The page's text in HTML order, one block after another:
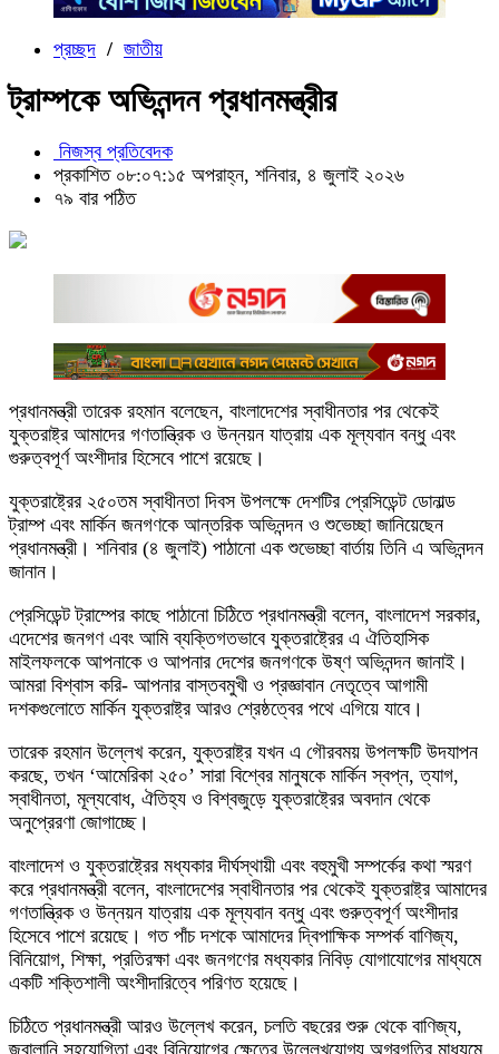
প্রচ্ছদ / জাতীয়
ট্রাম্পকে অভিনন্দন প্রধানমন্ত্রীর
নিজস্ব প্রতিবেদক
প্রকাশিত ০৮:০৭:১৫ অপরাহ্ন, শনিবার, ৪ জুলাই ২০২৬
৭৯ বার পঠিত
প্রধানমন্ত্রী তারেক রহমান বলেছেন, বাংলাদেশের স্বাধীনতার পর থেকেই
যুক্তরাষ্ট্র আমাদের গণতান্ত্রিক ও উন্নয়ন যাত্রায় এক মূল্যবান বন্ধু এবং
গুরুত্বপূর্ণ অংশীদার হিসেবে পাশে রয়েছে।
যুক্তরাষ্ট্রের ২৫০তম স্বাধীনতা দিবস উপলক্ষে দেশটির প্রেসিডেন্ট ডোনাল্ড
ট্রাম্প এবং মার্কিন জনগণকে আন্তরিক অভিনন্দন ও শুভেচ্ছা জানিয়েছেন
প্রধানমন্ত্রী। শনিবার (৪ জুলাই) পাঠানো এক শুভেচ্ছা বার্তায় তিনি এ অভিনন্দন
জানান।
প্রেসিডেন্ট ট্রাম্পের কাছে পাঠানো চিঠিতে প্রধানমন্ত্রী বলেন, বাংলাদেশ সরকার,
এদেশের জনগণ এবং আমি ব্যক্তিগতভাবে যুক্তরাষ্ট্রের এ ঐতিহাসিক
মাইলফলকে আপনাকে ও আপনার দেশের জনগণকে উষ্ণ অভিনন্দন জানাই।
আমরা বিশ্বাস করি- আপনার বাস্তবমুখী ও প্রজ্ঞাবান নেতৃত্বে আগামী
দশকগুলোতে মার্কিন যুক্তরাষ্ট্র আরও শ্রেষ্ঠত্বের পথে এগিয়ে যাবে।
তারেক রহমান উল্লেখ করেন, যুক্তরাষ্ট্র যখন এ গৌরবময় উপলক্ষটি উদযাপন
করছে, তখন ‘আমেরিকা ২৫০’ সারা বিশ্বের মানুষকে মার্কিন স্বপ্ন, ত্যাগ,
স্বাধীনতা, মূল্যবোধ, ঐতিহ্য ও বিশ্বজুড়ে যুক্তরাষ্ট্রের অবদান থেকে
অনুপ্রেরণা জোগাচ্ছে।
বাংলাদেশ ও যুক্তরাষ্ট্রের মধ্যকার দীর্ঘস্থায়ী এবং বহুমুখী সম্পর্কের কথা স্মরণ
করে প্রধানমন্ত্রী বলেন, বাংলাদেশের স্বাধীনতার পর থেকেই যুক্তরাষ্ট্র আমাদের
গণতান্ত্রিক ও উন্নয়ন যাত্রায় এক মূল্যবান বন্ধু এবং গুরুত্বপূর্ণ অংশীদার
হিসেবে পাশে রয়েছে। গত পাঁচ দশকে আমাদের দ্বিপাক্ষিক সম্পর্ক বাণিজ্য,
বিনিয়োগ, শিক্ষা, প্রতিরক্ষা এবং জনগণের মধ্যকার নিবিড় যোগাযোগের মাধ্যমে
একটি শক্তিশালী অংশীদারিত্বে পরিণত হয়েছে।
চিঠিতে প্রধানমন্ত্রী আরও উল্লেখ করেন, চলতি বছরের শুরু থেকে বাণিজ্য,
জ্বালানি সহযোগিতা এবং বিনিয়োগের ক্ষেত্রে উল্লেখযোগ্য অগ্রগতির মাধ্যমে